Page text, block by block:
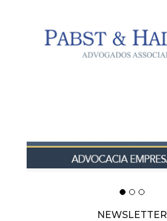
NEWSLETTER